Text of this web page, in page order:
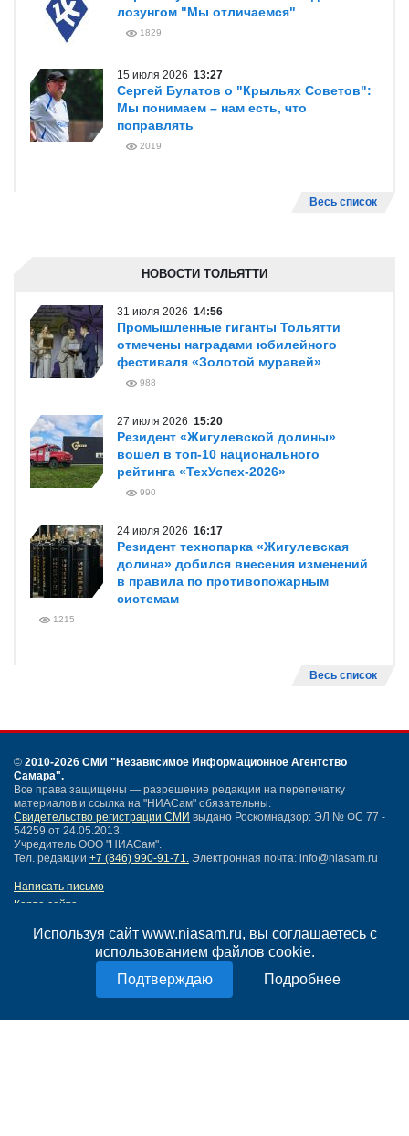
Используя сайт www.niasam.ru, вы соглашаетесь с
использованием файлов cookie.
Подробнее
лозунгом "Мы отличаемся"
1829
15 июля 2026 13:27
Сергей Булатов о "Крыльях Советов":
Мы понимаем – нам есть, что
поправлять
2019
Весь список
НОВОСТИ ТОЛЬЯТТИ
31 июля 2026 14:56
Промышленные гиганты Тольятти
отмечены наградами юбилейного
фестиваля «Золотой муравей»
988
27 июля 2026 15:20
Резидент «Жигулевской долины»
вошел в топ-10 национального
рейтинга «ТехУспех-2026»
990
24 июля 2026 16:17
Резидент технопарка «Жигулевская
долина» добился внесения изменений
в правила по противопожарным
системам
1215
Весь список
© 2010-2026 СМИ "Независимое Информационное Агентство
Самара".
Все права защищены — разрешение редакции на перепечатку
материалов и ссылка на "НИАСам" обязательны.
Свидетельство регистрации СМИ выдано Роскомнадзор: ЭЛ № ФС 77 -
54259 от 24.05.2013.
Учредитель ООО "НИАСам".
Тел. редакции +7 (846) 990-91-71. Электронная почта: info@niasam.ru
Написать письмо
Карта сайта
Политика конфиденциальности
Согласие на обработку персональных данных